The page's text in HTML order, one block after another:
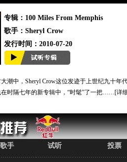
专辑：100 Miles From Memphis
歌手：Sheryl Crow
发行时间：2010-07-20
潮中，Sheryl Crow这位发迹于上世纪九十年
在时隔七年的新专辑中，“时髦”了一把……[详
歌手 试听 投票